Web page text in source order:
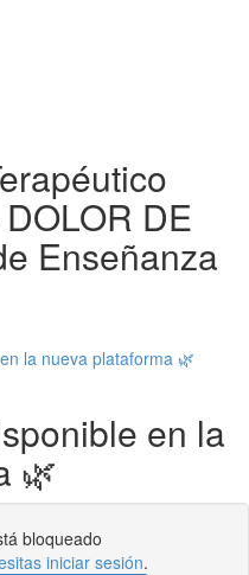
DE
Enseñanza
la nueva plataforma 🌿
en la
🌿
bloqueado
iniciar sesión.